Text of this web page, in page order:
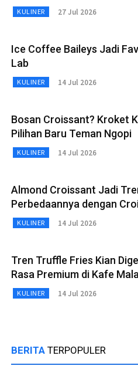
KULINER 27 Jul 2026
Ice Coffee Baileys Jadi
Lab
KULINER 14 Jul 2026
Bosan Croissant? Kroket
Pilihan Baru Teman Ngopi
KULINER 14 Jul 2026
Almond Croissant Jadi
Perbedaannya dengan
KULINER 14 Jul 2026
Tren Truffle Fries Kian
Rasa Premium di Kafe
KULINER 14 Jul 2026
BERITA TERPOPULER